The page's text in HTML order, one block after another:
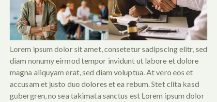
Lorem ipsum dolor sit amet, consetetur sadipscing elitr, sed
diam nonumy eirmod tempor invidunt ut labore et dolore
magna aliquyam erat, sed diam voluptua. At vero eos et
accusam et justo duo dolores et ea rebum. Stet clita kasd
gubergren, no sea takimata sanctus est Lorem ipsum dolor